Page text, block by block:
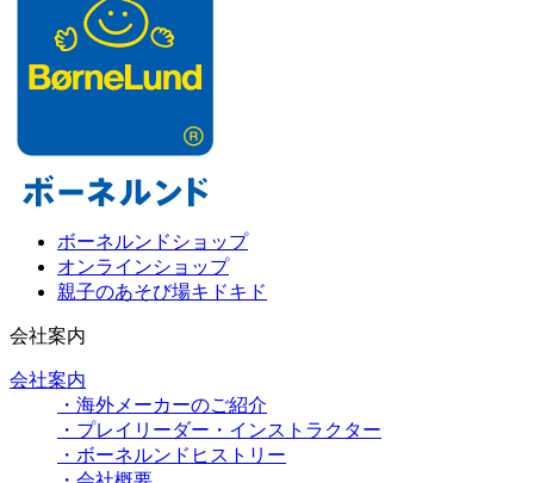
ボーネルンドショップ
オンラインショップ
親子のあそび場キドキド
会社案内
会社案内
・海外メーカーのご紹介
・プレイリーダー・インストラクター
・ボーネルンドヒストリー